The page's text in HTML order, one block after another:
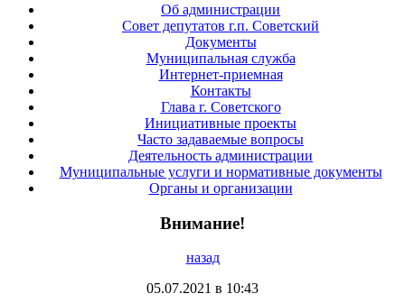
Об администрации
Совет депутатов г.п. Советский
Документы
Муниципальная служба
Интернет-приемная
Контакты
Глава г. Советского
Инициативные проекты
Часто задаваемые вопросы
Деятельность администрации
Муниципальные услуги и нормативные документы
Органы и организации
Внимание!
назад
05.07.2021 в 10:43